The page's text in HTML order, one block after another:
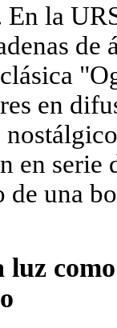
la
en
en serie
de una